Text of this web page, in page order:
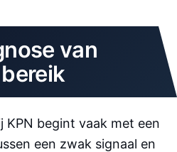
van
begint vaak met een
een zwak signaal en